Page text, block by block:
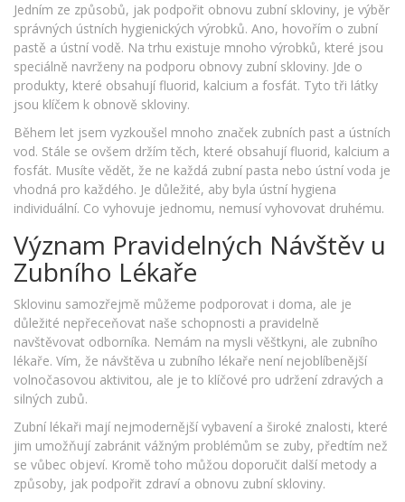
Jedním ze způsobů, jak podpořit obnovu zubní skloviny, je výběr
správných ústních hygienických výrobků. Ano, hovořím o zubní
pastě a ústní vodě. Na trhu existuje mnoho výrobků, které jsou
speciálně navrženy na podporu obnovy zubní skloviny. Jde o
produkty, které obsahují fluorid, kalcium a fosfát. Tyto tři látky
jsou klíčem k obnově skloviny.
Během let jsem vyzkoušel mnoho značek zubních past a ústních
vod. Stále se ovšem držím těch, které obsahují fluorid, kalcium a
fosfát. Musíte vědět, že ne každá zubní pasta nebo ústní voda je
vhodná pro každého. Je důležité, aby byla ústní hygiena
individuální. Co vyhovuje jednomu, nemusí vyhovovat druhému.
Význam Pravidelných Návštěv u
Zubního Lékaře
Sklovinu samozřejmě můžeme podporovat i doma, ale je
důležité nepřeceňovat naše schopnosti a pravidelně
navštěvovat odborníka. Nemám na mysli věštkyni, ale zubního
lékaře. Vím, že návštěva u zubního lékaře není nejoblíbenější
volnočasovou aktivitou, ale je to klíčové pro udržení zdravých a
silných zubů.
Zubní lékaři mají nejmodernější vybavení a široké znalosti, které
jim umožňují zabránit vážným problémům se zuby, předtím než
se vůbec objeví. Kromě toho můžou doporučit další metody a
způsoby, jak podpořit zdraví a obnovu zubní skloviny.